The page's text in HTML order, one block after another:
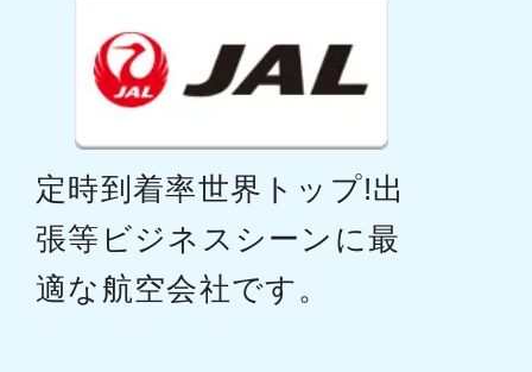
定時到着率世界トップ!出
張等ビジネスシーンに最
適な航空会社です。